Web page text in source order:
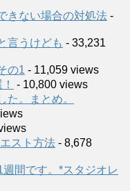
きない場合の対処法 -
言うけども - 33,231
の1 - 11,059 views
- 10,800 views
た。まとめ。
スト方法 - 8,678
間です。*スタジオレ